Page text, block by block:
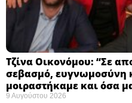
Τζίνα Οικονόμου: “Σε
σεβασμό, ευγνωμοσύνη
μοιραστήκαμε και όσα
9 Αυγούστου 2026